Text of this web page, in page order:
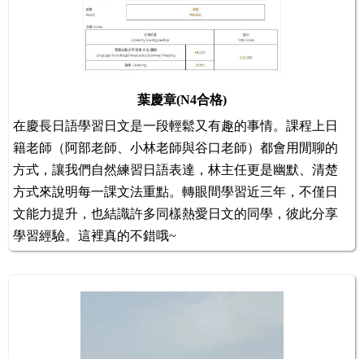
葉慶章(N4合格)
在慶長日語學習日文是一段輕鬆又有趣的事情。課程上日
籍老師（阿部老師、小林老師與谷口老師）都會用閒聊的
方式，讓我們自然練習日語表達，林主任更是幽默、清楚
方式來說明每一課文法重點。轉眼間學習近三年，不僅日
文能力提升，也結識許多同樣熱愛日文的同學，彼此分享
學習經驗。這裡真的不錯哦~